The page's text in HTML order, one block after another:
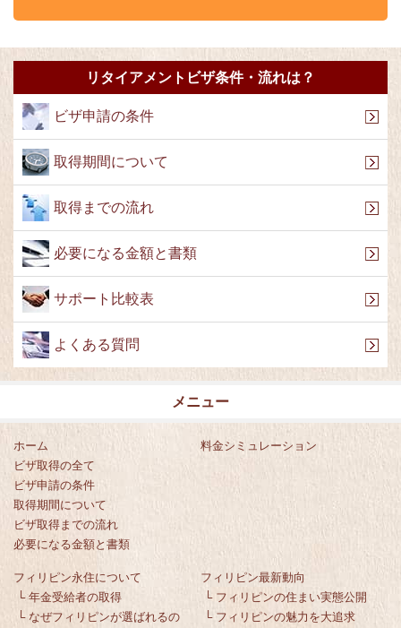
リタイアメントビザ条件・流れは？
ビザ申請の条件
取得期間について
取得までの流れ
必要になる金額と書類
サポート比較表
よくある質問
メニュー
ホーム
ビザ取得の全て
ビザ申請の条件
取得期間について
ビザ取得までの流れ
必要になる金額と書類
料金シミュレーション
フィリピン永住について
└ 年金受給者の取得
└ なぜフィリピンが選ばれるの
フィリピン最新動向
└ フィリピンの住まい実態公開
└ フィリピンの魅力を大追求